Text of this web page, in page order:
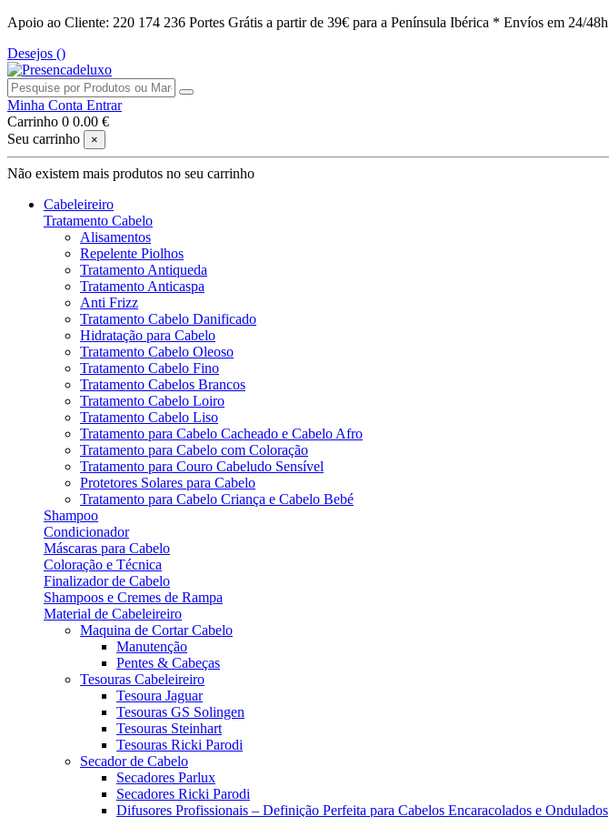
Apoio ao Cliente: 220 174 236 Portes Grátis a partir de 39€ para a Península Ibérica * Envíos em 24/48h
Desejos ()
Minha Conta Entrar
Carrinho 0 0.00 €
Seu carrinho
×
Não existem mais produtos no seu carrinho
Cabeleireiro
Tratamento Cabelo
Alisamentos
Repelente Piolhos
Tratamento Antiqueda
Tratamento Anticaspa
Anti Frizz
Tratamento Cabelo Danificado
Hidratação para Cabelo
Tratamento Cabelo Oleoso
Tratamento Cabelo Fino
Tratamento Cabelos Brancos
Tratamento Cabelo Loiro
Tratamento Cabelo Liso
Tratamento para Cabelo Cacheado e Cabelo Afro
Tratamento para Cabelo com Coloração
Tratamento para Couro Cabeludo Sensível
Protetores Solares para Cabelo
Tratamento para Cabelo Criança e Cabelo Bebé
Shampoo
Condicionador
Máscaras para Cabelo
Coloração e Técnica
Finalizador de Cabelo
Shampoos e Cremes de Rampa
Material de Cabeleireiro
Maquina de Cortar Cabelo
Manutenção
Pentes & Cabeças
Tesouras Cabeleireiro
Tesoura Jaguar
Tesouras GS Solingen
Tesouras Steinhart
Tesouras Ricki Parodi
Secador de Cabelo
Secadores Parlux
Secadores Ricki Parodi
Difusores Profissionais – Definição Perfeita para Cabelos Encaracolados e Ondulados